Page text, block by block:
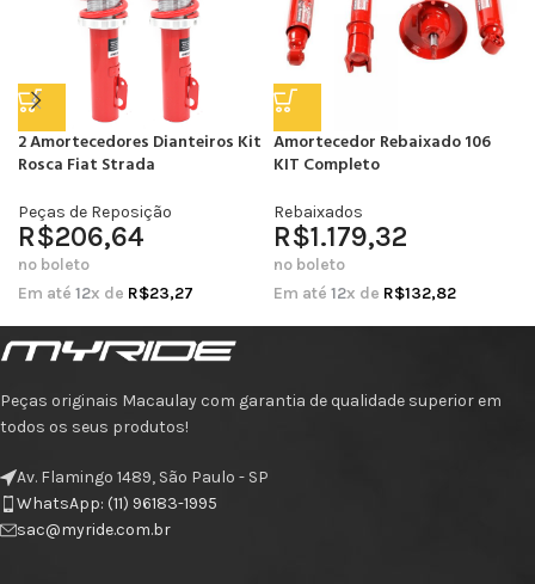
2 Amortecedores Dianteiros Kit
Rosca Fiat Strada
Peças de Reposição
R$206,64
no boleto
Em até 12x de R$23,27
Amortecedor Rebaixado 106
KIT Completo
Rebaixados
R$1.179,32
no boleto
Em até 12x de R$132,82
Peças originais Macaulay com garantia de qualidade superior em
todos os seus produtos!
Av. Flamingo 1489, São Paulo - SP
WhatsApp: (11) 96183-1995
sac@myride.com.br